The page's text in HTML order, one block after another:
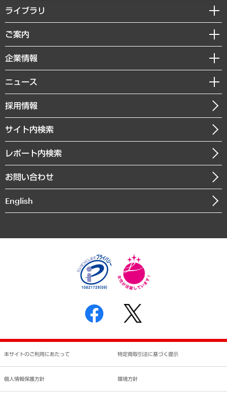
経営戦略
組織・人事戦略
デジタルイノベーション
共生・ダイバーシティ
GRC（ガバナンス・リスク・コンプライアンス）・防災（政策）
経済・産業・雇用・労働
まちづくり・観光・交通・スポーツ・スマートシティ
自然資源・農林水産業・食料システム
ライブラリ
経済調査
レポート
コラム
経営用語集
受託・受注実績（官公庁関連）
メディア掲載・出演
ご案内
セミナー・イベント情報
MUFGビジネスセミナー
受託案件情報
企業情報
私たちの想い
社長メッセージ
会社概要
沿革
組織図・本部部室紹介
インドネシア現地法人
個人情報保護方針
反社会的勢力に対する基本方針
書面による個人情報の開示等の請求の手続きについて
ニュース
ニュースリリース
お知らせ
採用情報
サイト内検索
レポート内検索
お問い合わせ
English
本サイトのご利用にあたって 特定商取引法に基づく提示
個人情報保護方針 環境方針